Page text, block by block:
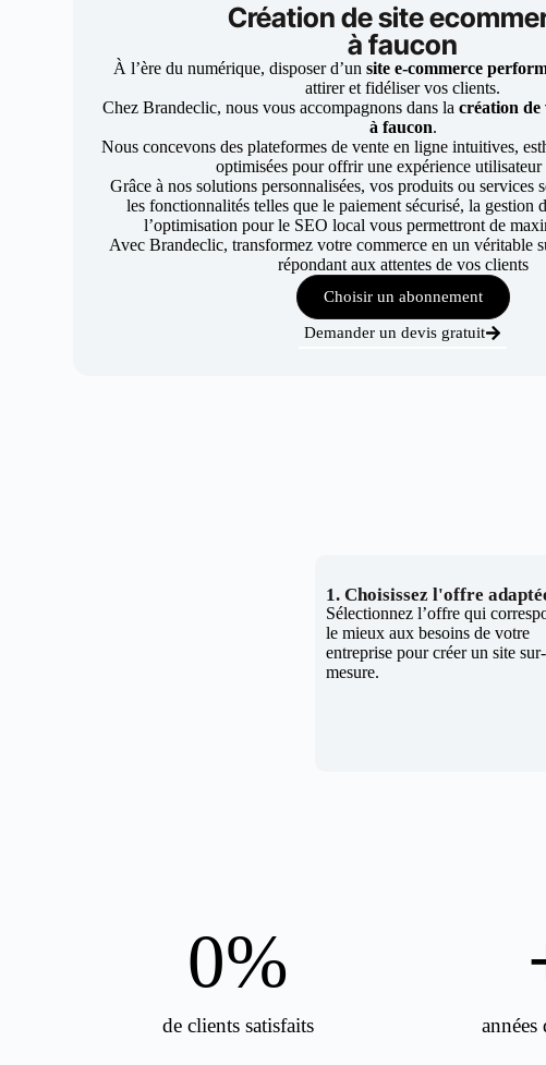
Création de site
à faucon
À l’ère du numérique, disposer d’un site e-commerce
attirer et fidéliser vos clients.
Chez Brandeclic, nous vous accompagnons dans la création de
à faucon.
Nous concevons des plateformes de vente en ligne intuitives,
optimisées pour offrir une expérience
Grâce à nos solutions personnalisées, vos produits ou services
les fonctionnalités telles que le paiement sécurisé, la gestion
l’optimisation pour le SEO local vous permettront de
Avec Brandeclic, transformez votre commerce en un véritable
répondant aux attentes de vos clients
Choisir un abonnement
Demander un devis gratuit
1. Choisissez l'offre
Sélectionnez l’offre qui
le mieux aux besoins de votre
entreprise pour créer un site sur-
mesure.
de clients satisfaits
0%
années